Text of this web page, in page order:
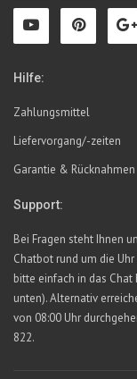
Hilfe:
Zahlungsmittel
Liefervorgang/-zeiten
Garantie & Rücknahmen
Support:
Bei Fragen steht Ihnen
Chatbot rund um die
bitte einfach in das Chat
unten). Alternativ
von 08:00 Uhr
822.